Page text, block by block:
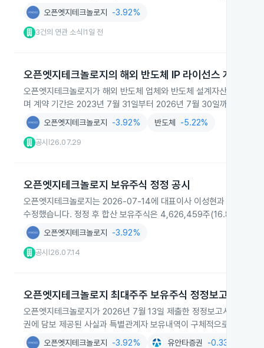
오픈엣지테크놀로지 -3.92%
3건의 연관 소식 1일 전
오픈엣지테크놀로지의 해외 반도체 IP 라이선스 계약
오픈엣지테크놀로지가 해외 반도체 업체와 반도체 설계자산(IP) 라
며 계약 기간은 2023년 7월 31일부터 2026년 7월 30일까지입니다.
오픈엣지테크놀로지 -3.92% 반도체 -5.22%
공시 26.07.29
오픈엣지테크놀로지 보유주식 정정 공시
오픈엣지테크놀로지는 2026-07-14에 대표이사 이성현과 9인 특별
수정했습니다. 정정 후 합산 보유주식은 4,626,459주(16.83%)로
오픈엣지테크놀로지 -3.92%
공시 26.07.14
오픈엣지테크놀로지 최대주주 보유주식 정정보고
오픈엣지테크놀로지가 2026년 7월 13일 제출한 정정보고서에서 최
권에 담보 제공된 사실과 특별관계자 보유내역이 구체적으로 구분돼
오픈엣지테크놀로지 -3.92% 유안타증권 -0.33%